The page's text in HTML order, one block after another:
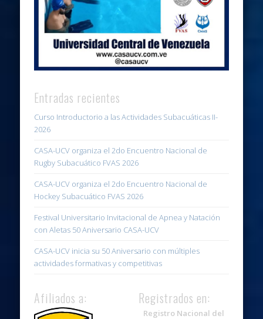
Entradas recientes
Curso Introductorio a las Actividades Subacuáticas II-
2026
CASA-UCV organiza el 2do Encuentro Nacional de
Rugby Subacuático FVAS 2026
CASA-UCV organiza el 2do Encuentro Nacional de
Hockey Subacuático FVAS 2026
Festival Universitario Invitacional de Apnea y Natación
con Aletas 50 Aniversario CASA-UCV
CASA-UCV inicia su 50 Aniversario con múltiples
actividades formativas y competitivas
Afiliados a: Registrados en:
Registro Nacional del